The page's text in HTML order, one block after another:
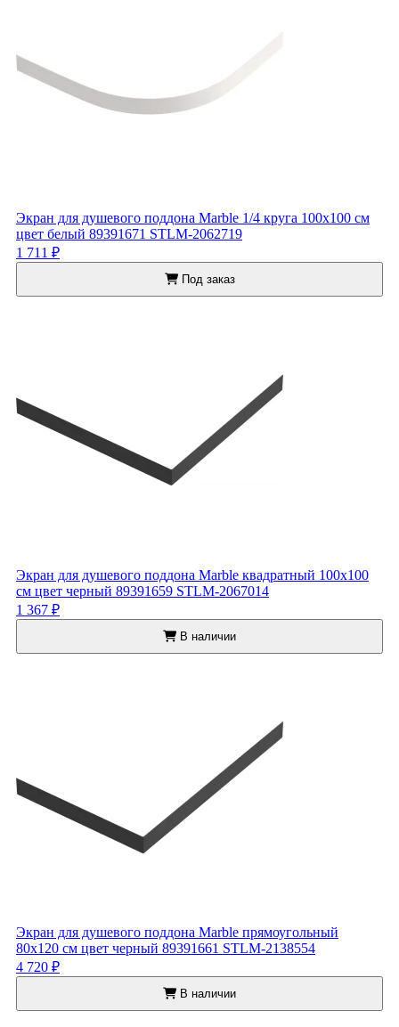
Экран для душевого поддона Marble 1/4 круга 100x100 см
цвет белый 89391671 STLM-2062719
1 711 ₽
Под заказ
Экран для душевого поддона Marble квадратный 100x100
см цвет черный 89391659 STLM-2067014
1 367 ₽
В наличии
Экран для душевого поддона Marble прямоугольный
80x120 см цвет черный 89391661 STLM-2138554
4 720 ₽
В наличии